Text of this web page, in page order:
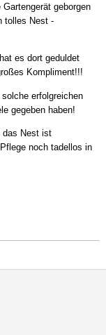
geborgen
tolles Nest -
es dort geduldet
Kompliment!!!
erfolgreichen
gegeben haben!
das Nest ist
noch tadellos in